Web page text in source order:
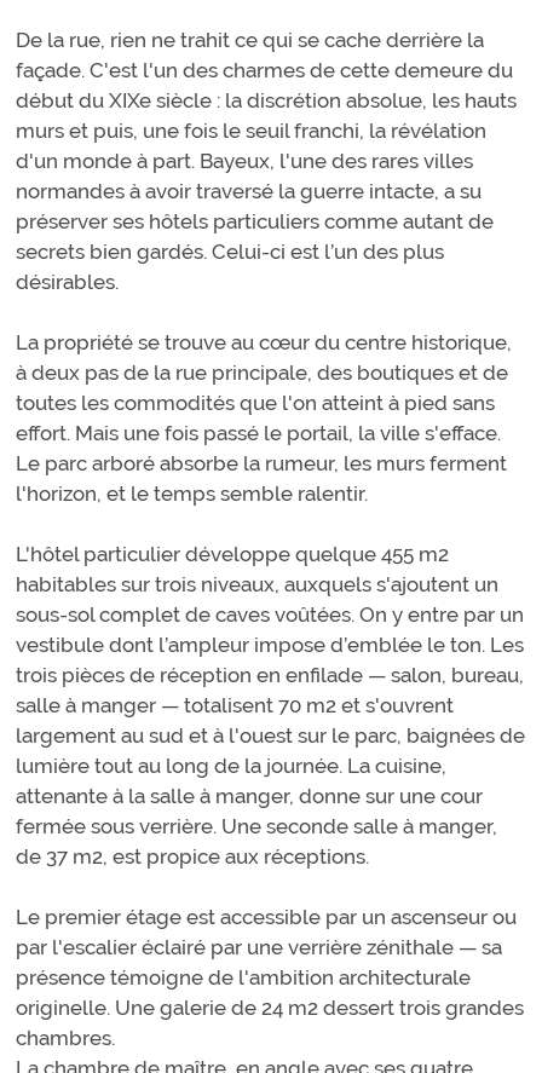
De la rue, rien ne trahit ce qui se cache derrière la
façade. C'est l'un des charmes de cette demeure du
début du XIXe siècle : la discrétion absolue, les hauts
murs et puis, une fois le seuil franchi, la révélation
d'un monde à part. Bayeux, l'une des rares villes
normandes à avoir traversé la guerre intacte, a su
préserver ses hôtels particuliers comme autant de
secrets bien gardés. Celui-ci est l’un des plus
désirables.
La propriété se trouve au cœur du centre historique,
à deux pas de la rue principale, des boutiques et de
toutes les commodités que l'on atteint à pied sans
effort. Mais une fois passé le portail, la ville s'efface.
Le parc arboré absorbe la rumeur, les murs ferment
l'horizon, et le temps semble ralentir.
L'hôtel particulier développe quelque 455 m2
habitables sur trois niveaux, auxquels s'ajoutent un
sous-sol complet de caves voûtées. On y entre par un
vestibule dont l’ampleur impose d’emblée le ton. Les
trois pièces de réception en enfilade — salon, bureau,
salle à manger — totalisent 70 m2 et s'ouvrent
largement au sud et à l'ouest sur le parc, baignées de
lumière tout au long de la journée. La cuisine,
attenante à la salle à manger, donne sur une cour
fermée sous verrière. Une seconde salle à manger,
de 37 m2, est propice aux réceptions.
Le premier étage est accessible par un ascenseur ou
par l'escalier éclairé par une verrière zénithale — sa
présence témoigne de l'ambition architecturale
originelle. Une galerie de 24 m2 dessert trois grandes
chambres.
La chambre de maître, en angle avec ses quatre